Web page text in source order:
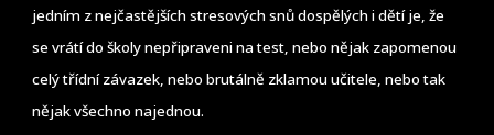
jedním z nejčastějších stresových snů dospělých i dětí je, že
se vrátí do školy nepřipraveni na test, nebo nějak zapomenou
celý třídní závazek, nebo brutálně zklamou učitele, nebo tak
nějak všechno najednou.